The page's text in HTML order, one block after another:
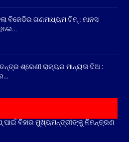
ବିଜେଡିର ଗଣମାଧ୍ୟମ ଟିମ୍ : ମାନସ
ଶ୍ରେଣୀ ରାଜ୍ୟର ମାନ୍ୟତା ଦିଅ :
ପାଇଁ ବିହାର ମୁଖ୍ୟମନ୍ତ୍ରୀଙ୍କୁ ନିମନ୍ତ୍ରଣ